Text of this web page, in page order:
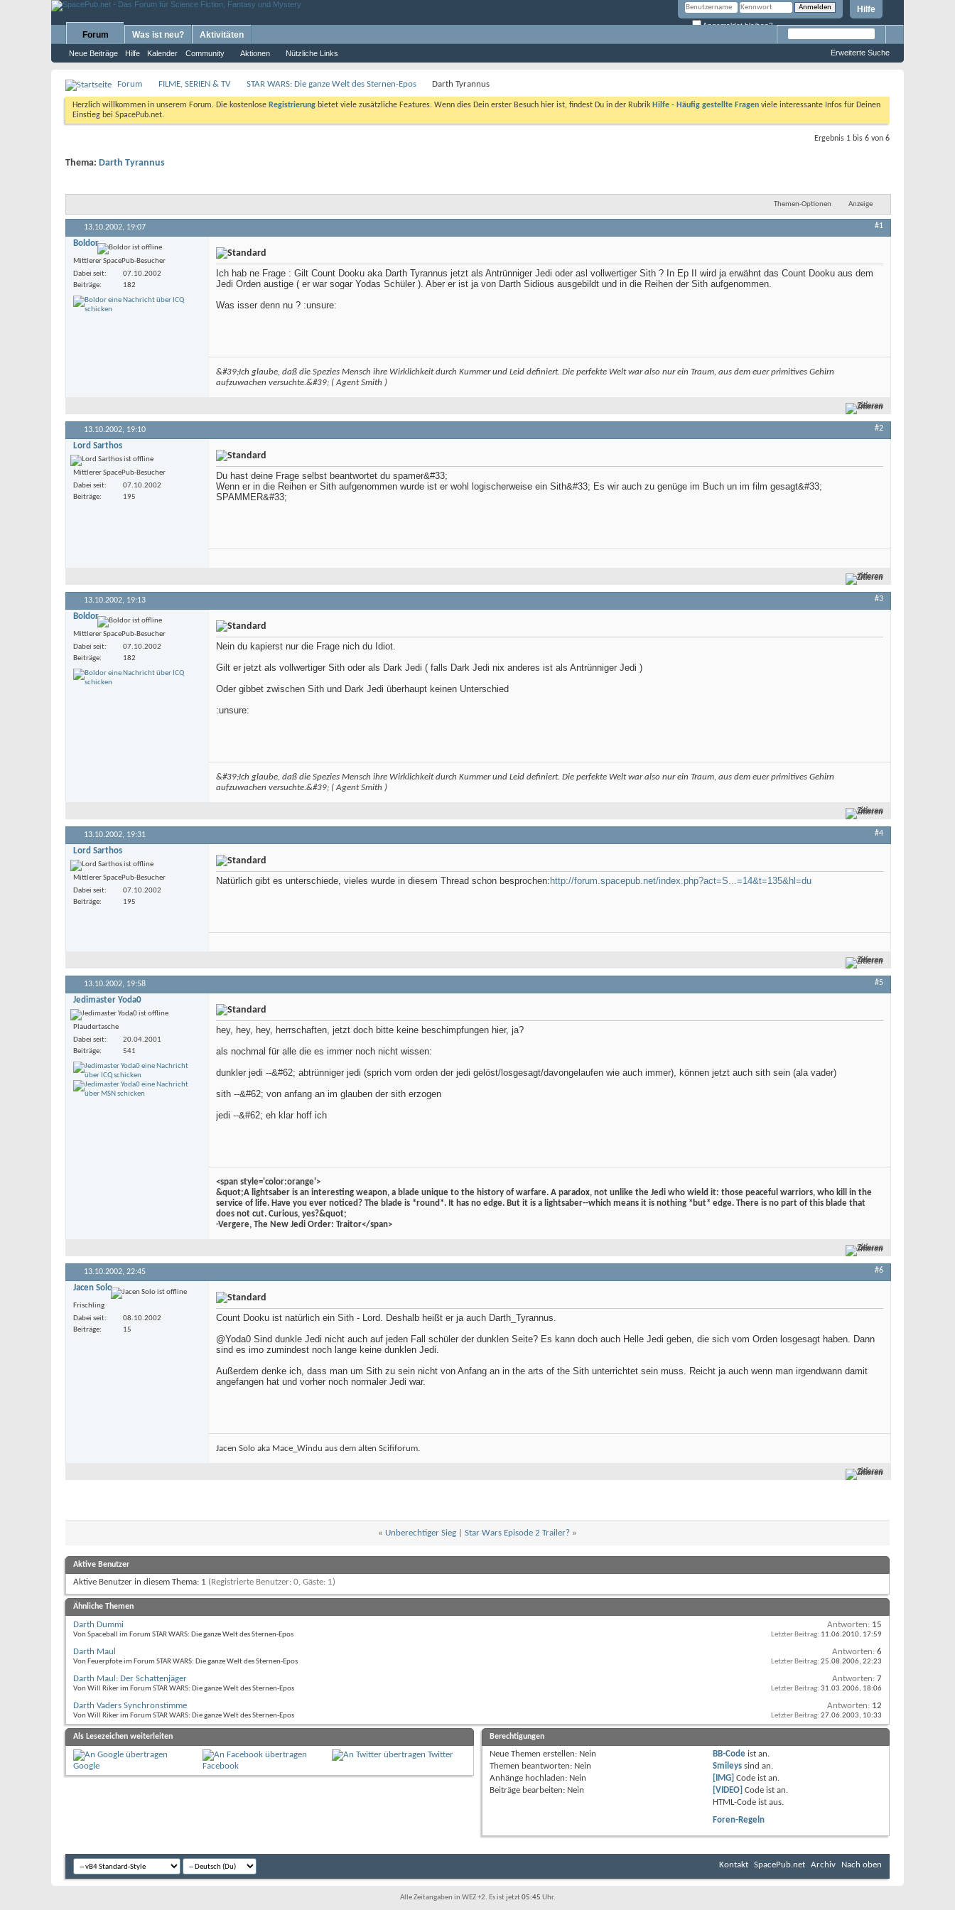
Hilfe
Angemeldet bleiben?
Forum
Neue Beiträge Hilfe Kalender Community Aktionen Nützliche Links
Was ist neu? Aktivitäten
Erweiterte Suche
Forum FILME, SERIEN & TV STAR WARS: Die ganze Welt des Sternen-Epos Darth Tyrannus
Herzlich willkommen in unserem Forum. Die kostenlose Registrierung bietet viele zusätzliche Features. Wenn dies Dein erster Besuch hier ist, findest Du in der Rubrik Hilfe - Häufig gestellte Fragen viele interessante Infos für Deinen
Einstieg bei SpacePub.net.
Ergebnis 1 bis 6 von 6
Thema: Darth Tyrannus
Themen-Optionen Anzeige
13.10.2002, 19:07 #1
Boldor
Mittlerer SpacePub-Besucher
Dabei seit
07.10.2002
Beiträge
182
Ich hab ne Frage : Gilt Count Dooku aka Darth Tyrannus jetzt als Antrünniger Jedi oder asl vollwertiger Sith ? In Ep II wird ja erwähnt das Count Dooku aus dem
Jedi Orden austige ( er war sogar Yodas Schüler ). Aber er ist ja von Darth Sidious ausgebildt und in die Reihen der Sith aufgenommen.
Was isser denn nu ? :unsure:
&#39;Ich glaube, daß die Spezies Mensch ihre Wirklichkeit durch Kummer und Leid definiert. Die perfekte Welt war also nur ein Traum, aus dem euer primitives Gehirn
aufzuwachen versuchte.&#39; ( Agent Smith )
Zitieren
13.10.2002, 19:10 #2
Lord Sarthos
Mittlerer SpacePub-Besucher
Dabei seit
07.10.2002
Beiträge
195
Du hast deine Frage selbst beantwortet du spamer&#33;
Wenn er in die Reihen er Sith aufgenommen wurde ist er wohl logischerweise ein Sith&#33; Es wir auch zu genüge im Buch un im film gesagt&#33;
SPAMMER&#33;
Zitieren
13.10.2002, 19:13 #3
Boldor
Mittlerer SpacePub-Besucher
Dabei seit
07.10.2002
Beiträge
182
Nein du kapierst nur die Frage nich du Idiot.
Gilt er jetzt als vollwertiger Sith oder als Dark Jedi ( falls Dark Jedi nix anderes ist als Antrünniger Jedi )
Oder gibbet zwischen Sith und Dark Jedi überhaupt keinen Unterschied
:unsure:
&#39;Ich glaube, daß die Spezies Mensch ihre Wirklichkeit durch Kummer und Leid definiert. Die perfekte Welt war also nur ein Traum, aus dem euer primitives Gehirn
aufzuwachen versuchte.&#39; ( Agent Smith )
Zitieren
13.10.2002, 19:31 #4
Lord Sarthos
Mittlerer SpacePub-Besucher
Dabei seit
07.10.2002
Beiträge
195
Natürlich gibt es unterschiede, vieles wurde in diesem Thread schon besprochen: http://forum.spacepub.net/index.php?act=S...=14&t=135&hl=du
Zitieren
13.10.2002, 19:58 #5
Jedimaster Yoda0
Plaudertasche
Dabei seit
20.04.2001
Beiträge
541
hey, hey, hey, herrschaften, jetzt doch bitte keine beschimpfungen hier, ja?
als nochmal für alle die es immer noch nicht wissen:
dunkler jedi --&#62; abtrünniger jedi (sprich vom orden der jedi gelöst/losgesagt/davongelaufen wie auch immer), können jetzt auch sith sein (ala vader)
sith --&#62; von anfang an im glauben der sith erzogen
jedi --&#62; eh klar hoff ich
<span style='color:orange'>
&quot;A lightsaber is an interesting weapon, a blade unique to the history of warfare. A paradox, not unlike the Jedi who wield it: those peaceful warriors, who kill in the
service of life. Have you ever noticed? The blade is *round*. It has no edge. But it is a lightsaber--which means it is nothing *but* edge. There is no part of this blade that
does not cut. Curious, yes?&quot;
-Vergere, The New Jedi Order: Traitor</span>
Zitieren
13.10.2002, 22:45 #6
Jacen Solo
Frischling
Dabei seit
08.10.2002
Beiträge
15
Count Dooku ist natürlich ein Sith - Lord. Deshalb heißt er ja auch Darth_Tyrannus.
@Yoda0 Sind dunkle Jedi nicht auch auf jeden Fall schüler der dunklen Seite? Es kann doch auch Helle Jedi geben, die sich vom Orden losgesagt haben. Dann
sind es imo zumindest noch lange keine dunklen Jedi.
Außerdem denke ich, dass man um Sith zu sein nicht von Anfang an in the arts of the Sith unterrichtet sein muss. Reicht ja auch wenn man irgendwann damit
angefangen hat und vorher noch normaler Jedi war.
Jacen Solo aka Mace_Windu aus dem alten Scififorum.
Zitieren
« Unberechtiger Sieg Star Wars Episode 2 Trailer? »
Aktive Benutzer
Aktive Benutzer in diesem Thema: 1 (Registrierte Benutzer: 0, Gäste: 1)
Ähnliche Themen
Darth Dummi
Von Spaceball im Forum STAR WARS: Die ganze Welt des Sternen-Epos
Antworten: 15
Letzter Beitrag: 11.06.2010, 17:59
Darth Maul
Von Feuerpfote im Forum STAR WARS: Die ganze Welt des Sternen-Epos
Antworten: 6
Letzter Beitrag: 25.08.2006, 22:23
Darth Maul: Der Schattenjäger
Von Will Riker im Forum STAR WARS: Die ganze Welt des Sternen-Epos
Antworten: 7
Letzter Beitrag: 31.03.2006, 18:06
Darth Vaders Synchronstimme
Von Will Riker im Forum STAR WARS: Die ganze Welt des Sternen-Epos
Antworten: 12
Letzter Beitrag: 27.06.2003, 10:33
Als Lesezeichen weiterleiten
Google Facebook
Twitter
Berechtigungen
Neue Themen erstellen: Nein
Themen beantworten: Nein
Anhänge hochladen: Nein
Beiträge bearbeiten: Nein
BB-Codeist an.
Smileyssind an.
[IMG] Code ist an.
[VIDEO] Code ist an.
HTML-Code ist aus.
Foren-Regeln
Kontakt SpacePub.net Archiv Nach oben
Alle Zeitangaben in WEZ +2. Es ist jetzt05:45 Uhr.